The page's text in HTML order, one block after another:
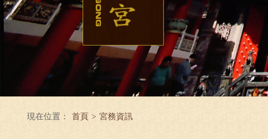
現在位置： 首頁 > 宮務資訊